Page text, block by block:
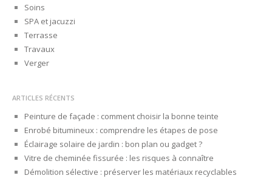
Soins
SPA et jacuzzi
Terrasse
Travaux
Verger
ARTICLES RÉCENTS
Peinture de façade : comment choisir la bonne teinte
Enrobé bitumineux : comprendre les étapes de pose
Éclairage solaire de jardin : bon plan ou gadget ?
Vitre de cheminée fissurée : les risques à connaître
Démolition sélective : préserver les matériaux recyclables